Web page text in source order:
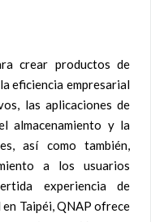
crear productos de
eficiencia empresarial
las aplicaciones de
almacenamiento y la
así como también,
a los usuarios
experiencia de
Taipéi, QNAP ofrece